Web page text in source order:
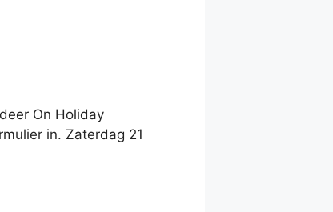
On Holiday
in. Zaterdag 21